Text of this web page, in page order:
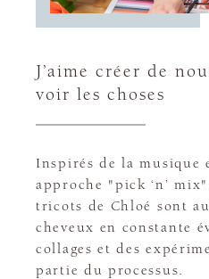
J’aime créer de
voir les choses
Inspirés de la musique
approche "pick ‘n’
tricots de Chloé sont
cheveux en constante
collages et des
partie du processus.